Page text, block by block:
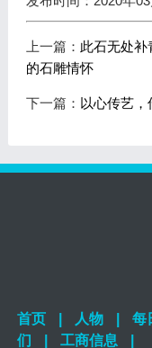
上一篇： 此石无处
的石雕情怀
下一篇： 以心传艺
首页 人物 每
们
工商信息